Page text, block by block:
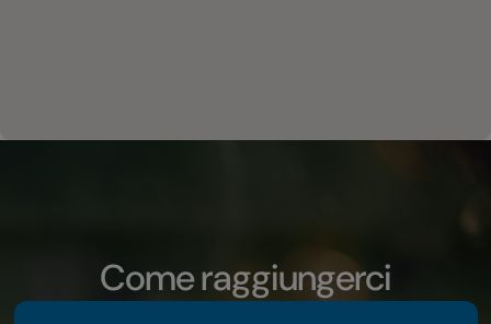
Come raggiungerci